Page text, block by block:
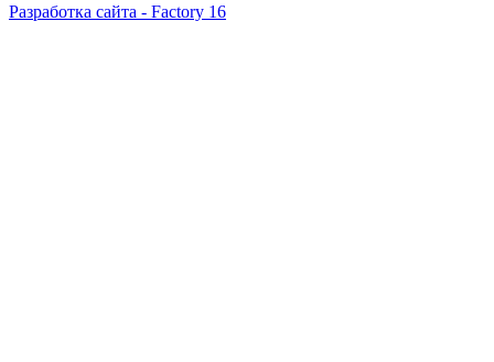
Разработка сайта - Factory 16